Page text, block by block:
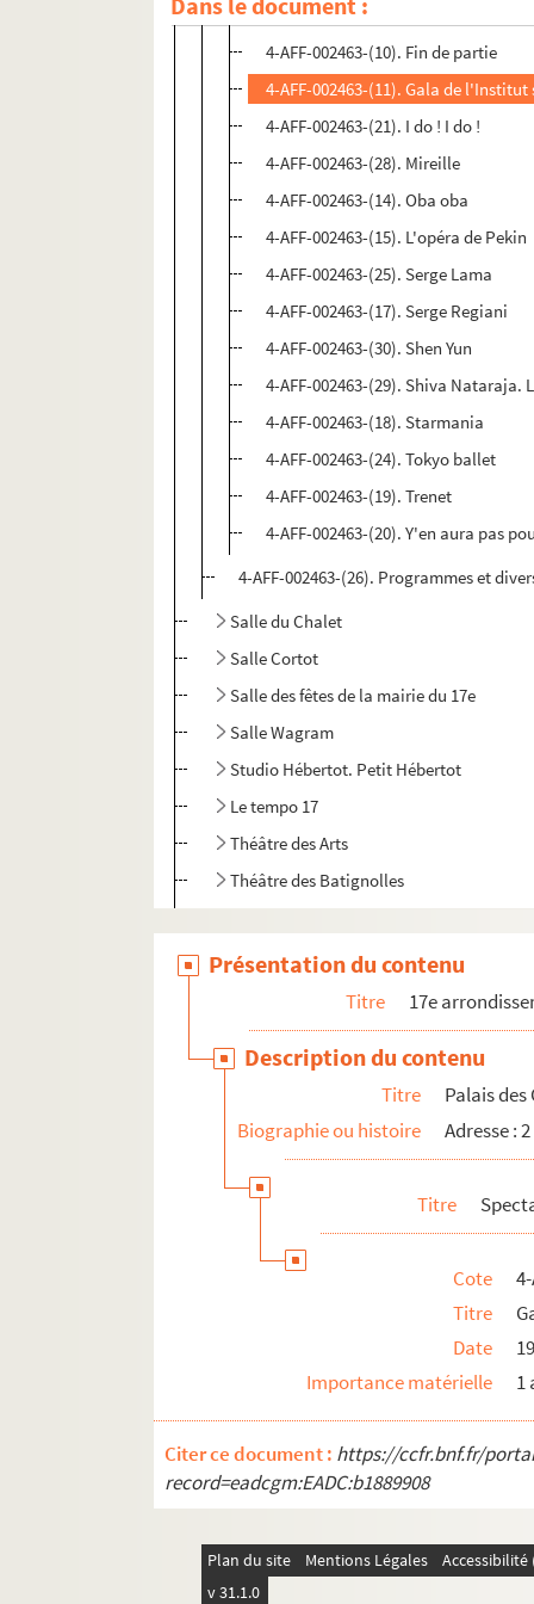
4-AFF-002463-(22). Une femme
4-AFF-002463-(10). Fin de partie
4-AFF-002463-(11). Gala de
4-AFF-002463-(21). I do ! I do !
4-AFF-002463-(28). Mireille
4-AFF-002463-(14). Oba oba
4-AFF-002463-(15). L'opéra de Pekin
4-AFF-002463-(25). Serge Lama
4-AFF-002463-(17). Serge Regiani
4-AFF-002463-(30). Shen Yun
4-AFF-002463-(29). Shiva Nataraja.
4-AFF-002463-(18). Starmania
4-AFF-002463-(24). Tokyo ballet
4-AFF-002463-(19). Trenet
4-AFF-002463-(20). Y'en aura pas
4-AFF-002463-(26). Programmes et
Salle du Chalet
Salle Cortot
Salle des fêtes de la mairie du 17e
Salle Wagram
Studio Hébertot. Petit Hébertot
Le tempo 17
Théâtre des Arts
Théâtre des Batignolles
Théâtre de l'Etoile
Théâtre des Folies-Wagram
Théâtre Hébertot. Théâtre des Arts-
Théâtre en Rond de Paris
18e arrondissement
19e arrondissement
Présentation du contenu
Titre 17e
Description du contenu
Titre
Palais des
Biographie ou histoire
Adresse :
Titre
Cote
Titre
Date
Importance matérielle
1
Citer ce document : https://ccfr.bnf.fr/
record=eadcgm:EADC:b1889908
Plan du site Mentions Légales
v 31.1.0